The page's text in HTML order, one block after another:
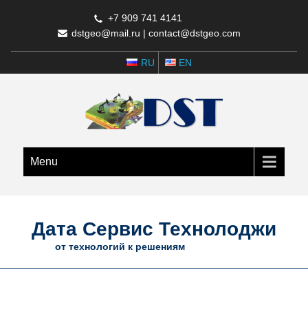
+7 909 741 4141
dstgeo@mail.ru | contact@dstgeo.com
RU EN
Menu
Дата Сервис Технолоджи
от технологий к решениям